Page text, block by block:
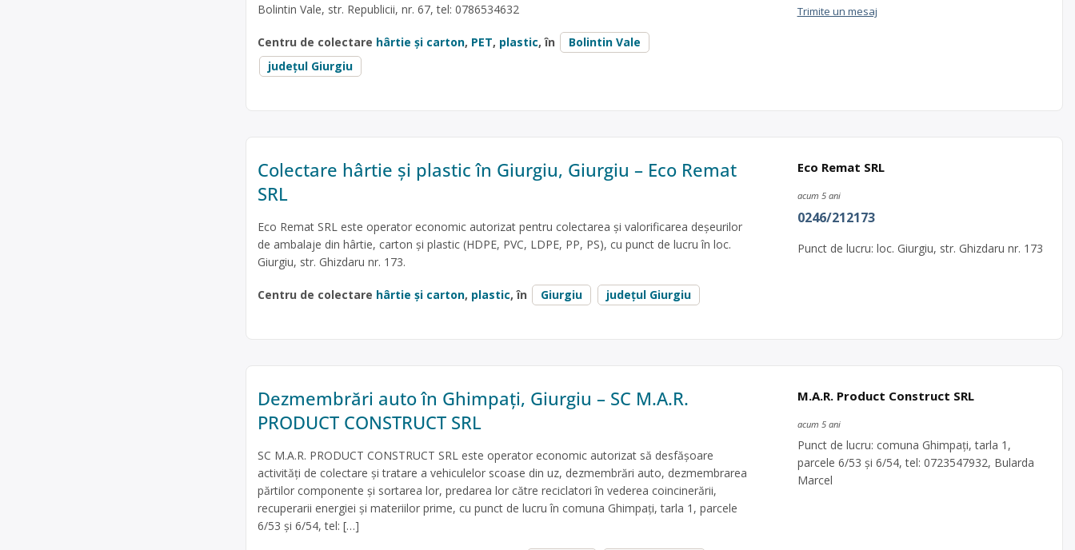
Bolintin Vale, str. Republicii, nr. 67, tel: 0786534632
Centru de colectare hârtie și carton, PET, plastic, în
Bolintin Vale
județul Giurgiu
Trimite un mesaj
Colectare hârtie și plastic în Giurgiu, Giurgiu – Eco Remat
SRL
Eco Remat SRL este operator economic autorizat pentru colectarea și valorificarea deșeurilor
de ambalaje din hârtie, carton și plastic (HDPE, PVC, LDPE, PP, PS), cu punct de lucru în loc.
Giurgiu, str. Ghizdaru nr. 173.
Centru de colectare hârtie și carton, plastic, în Giurgiu județul Giurgiu
Eco Remat SRL
acum 5 ani
0246/212173
Punct de lucru: loc. Giurgiu, str. Ghizdaru nr. 173
Dezmembrări auto în Ghimpați, Giurgiu – SC M.A.R.
PRODUCT CONSTRUCT SRL
SC M.A.R. PRODUCT CONSTRUCT SRL este operator economic autorizat să desfăşoare
activităţi de colectare şi tratare a vehiculelor scoase din uz, dezmembrări auto, dezmembrarea
părtilor componente și sortarea lor, predarea lor către reciclatori în vederea coincinerării,
recuperarii energiei și materiilor prime, cu punct de lucru în comuna Ghimpați, tarla 1, parcele
6/53 și 6/54, tel: […]
M.A.R. Product Construct SRL
acum 5 ani
Punct de lucru: comuna Ghimpați, tarla 1,
parcele 6/53 și 6/54, tel: 0723547932, Bularda
Marcel